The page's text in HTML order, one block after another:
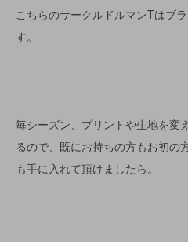
こちらのサークルドルマンTはブ
す。
毎シーズン、プリントや生地を変
るので、既にお持ちの方もお初の
も手に入れて頂けましたら。